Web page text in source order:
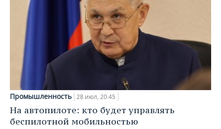
Промышленность 28 июл, 20:45
На автопилоте: кто будет управлять
беспилотной мобильностью